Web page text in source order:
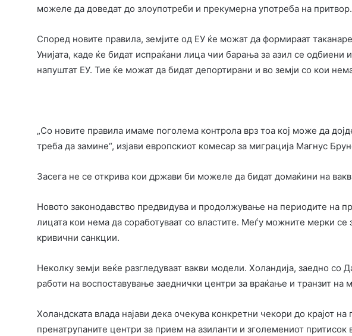
можеле да доведат до злоупотреби и прекумерна употреба на притвор.
Според новите правила, земјите од ЕУ ќе можат да формираат
Унијата, каде ќе бидат испраќани лица чии барања за азил се одбиени
напуштат ЕУ. Тие ќе можат да бидат депортирани и во земји со кои
„Со новите правила имаме поголема контрола врз тоа кој може да
треба да замине“, изјави европскиот комесар за миграција Магнус
Засега не се открива кои држави би можеле да бидат домаќини на
Новото законодавство предвидува и продолжување на периодите на
лицата кои нема да соработуваат со властите. Меѓу можните мерки се
кривични санкции.
Неколку земји веќе разгледуваат вакви модели. Холандија, заедно со
работи на воспоставување заеднички центри за враќање и транзит на
Холандската влада најави дека очекува конкретни чекори до крајот на
пренатрупаните центри за прием на азиланти и зголемениот притисок